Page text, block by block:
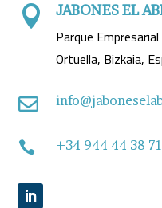
 JABONES EL
Parque
Ortuella, Bizkaia,

 +34 944 44 38 71